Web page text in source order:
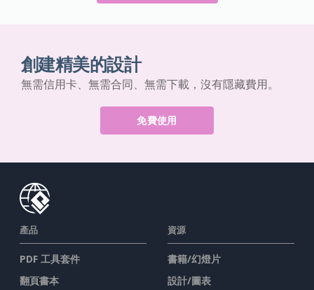
創建精美的設計
無需信用卡、無需合同、無需下載，沒有隱藏費用。
免費使用
產品
PDF 工具套件
翻頁書本
資源
書籍/幻燈片
設計/圖表